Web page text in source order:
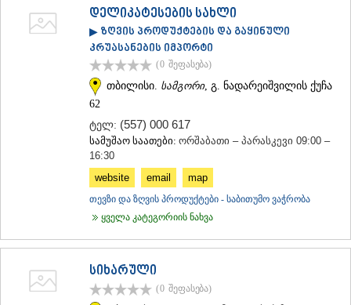
დელიკატესების სახლი
▶ ზღვის პროდუქტების და გაყინული
კრუასანების იმპორტი
(0 შეფასება)
თბილისი. სამგორი, გ. ნადარეიშვილის ქუჩა
62
ტელ: (557) 000 617
სამუშაო საათები: ორშაბათი – პარასკევი 09:00 –
16:30
website
email map
თევზი და ზღვის პროდუქტები - საბითუმო ვაჭრობა
ყველა კატეგორიის ნახვა
სიხარული
(0 შეფასება)